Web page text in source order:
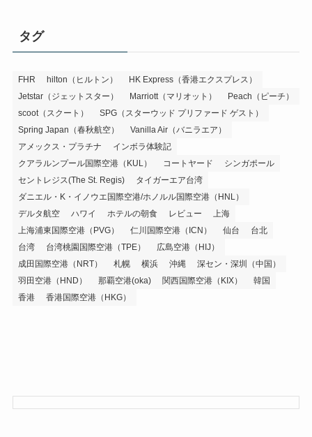
タグ
FHR hilton（ヒルトン）
HK Express（香港エクスプレス）
Jetstar（ジェットスター）
Marriott（マリオット）
Peach（ピーチ）
scoot（スクート）
SPG（スターウッド プリファード ゲスト）
Spring Japan（春秋航空）
Vanilla Air（バニラエア）
アメックス・プラチナ
インボラ体験記
クアラルンプール国際空港（KUL）
コートヤード
シンガポール
セントレジス(The St. Regis)
タイガーエア台湾
ダニエル・K・イノウエ国際空港/ホノルル国際空港（HNL）
デルタ航空
ハワイ ホテルの朝食 レビュー
上海
上海浦東国際空港（PVG）
仁川国際空港（ICN） 仙台
台北
台湾
台湾桃園国際空港（TPE）
広島空港（HIJ）
成田国際空港（NRT）
札幌 横浜 沖縄
深セン・深圳（中国）
羽田空港（HND）
那覇空港(oka) 関西国際空港（KIX）
韓国
香港
香港国際空港（HKG）